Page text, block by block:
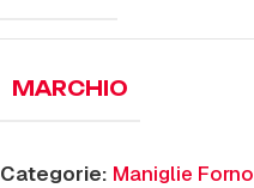
MARCHIO
Categorie: Maniglie Forno